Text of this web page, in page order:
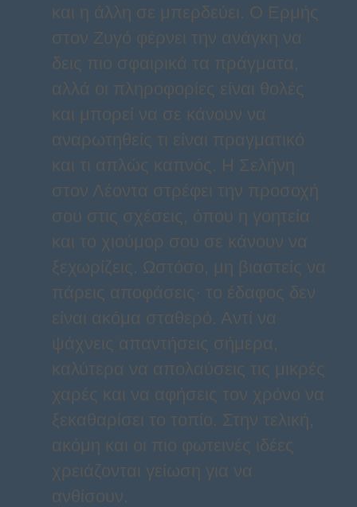
και η άλλη σε μπερδεύει. Ο Ερμής
στον Ζυγό φέρνει την ανάγκη να
δεις πιο σφαιρικά τα πράγματα,
αλλά οι πληροφορίες είναι θολές
και μπορεί να σε κάνουν να
αναρωτηθείς τι είναι πραγματικό
και τι απλώς καπνός. Η Σελήνη
στον Λέοντα στρέφει την προσοχή
σου στις σχέσεις, όπου η γοητεία
και το χιούμορ σου σε κάνουν να
ξεχωρίζεις. Ωστόσο, μη βιαστείς να
πάρεις αποφάσεις· το έδαφος δεν
είναι ακόμα σταθερό. Αντί να
ψάχνεις απαντήσεις σήμερα,
καλύτερα να απολαύσεις τις μικρές
χαρές και να αφήσεις τον χρόνο να
ξεκαθαρίσει το τοπίο. Στην τελική,
ακόμη και οι πιο φωτεινές ιδέες
χρειάζονται γείωση για να
ανθίσουν.